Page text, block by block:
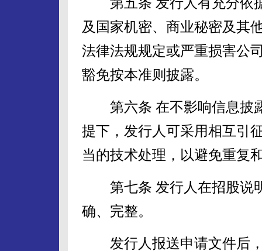
及国家机密、商业秘密及其
法律法规规定或严重损害公
豁免按本准则披露。
第六条 在不影响信息披
提下，发行人可采用相互引
当的技术处理，以避免重复
第七条 发行人在招股说
确、完整。
发行人报送申请文件后，